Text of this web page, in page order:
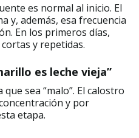
es normal al inicio. El
y, además, esa frecuencia
En los primeros días,
y repetidas.
es leche vieja”
sea “malo”. El calostro
y por
etapa.